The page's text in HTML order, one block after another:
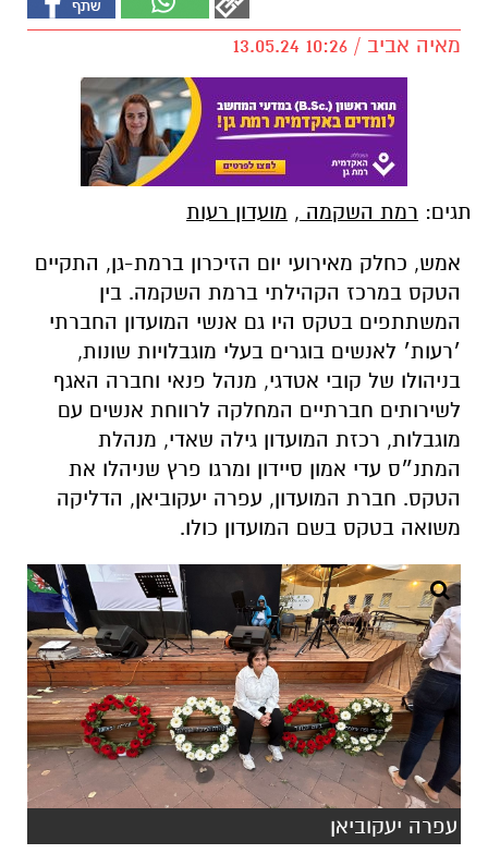
מאיה אביב / 10:26 13.05.24
תגים: רמת השקמה , מועדון רעות
אמש, כחלק מאירועי יום הזיכרון ברמת-גן, התקיים
הטקס במרכז הקהילתי ברמת השקמה. בין
המשתתפים בטקס היו גם אנשי המועדון החברתי
׳רעות׳ לאנשים בוגרים בעלי מוגבלויות שונות,
בניהולו של קובי אטדגי, מנהל פנאי וחברה האגף
לשירותים חברתיים המחלקה לרווחת אנשים עם
מוגבלות, רכזת המועדון גילה שאדי, מנהלת
המתנ״ס עדי אמון סיידון ומרגו פרץ שניהלו את
הטקס. חברת המועדון, עפרה יעקוביאן, הדליקה
משואה בטקס בשם המועדון כולו.
עפרה יעקוביאן